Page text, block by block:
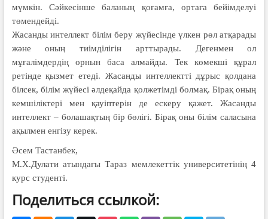
мүмкін. Сәйкесінше баланың қоғамға, ортаға бейімделуі
төмендейді.
Жасанды интеллект білім беру жүйесінде үлкен рөл атқарады
және оның тиімділігін арттырады. Дегенмен ол
мұғалімдердің орнын баса алмайды. Тек көмекші құрал
ретінде қызмет етеді. Жасанды интеллектті дұрыс қолдана
білсек, білім жүйесі әлдеқайда қолжетімді болмақ. Бір­ақ оның
кемшіліктері мен қауіптерін де ескеру қажет. Жасанды
интеллект – болашақтың бір бөлігі. Бірақ оны білім саласына
ақылмен енгізу керек.
Әсем Тастанбек,
М.Х.Дулати атындағы Тараз мемлекеттік университетінің 4
курс студенті.
Поделиться ссылкой: